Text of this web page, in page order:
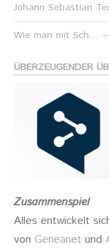
Johann Sebastian
Wie man mit Sch…
ÜBERZEUGENDER
Zusammenspiel
Alles entwickelt
von Geneanet und